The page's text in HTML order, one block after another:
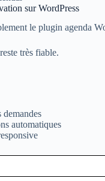
sur WordPress
le plugin agenda
très fiable.
demandes
automatiques